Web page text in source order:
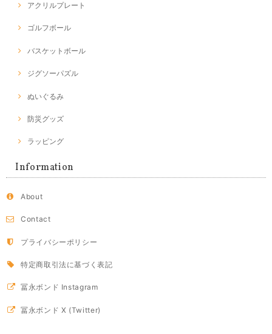
アクリルプレート
ゴルフボール
バスケットボール
ジグソーパズル
ぬいぐるみ
防災グッズ
ラッピング
Information
About
Contact
プライバシーポリシー
特定商取引法に基づく表記
冨永ボンド Instagram
冨永ボンド X (Twitter)